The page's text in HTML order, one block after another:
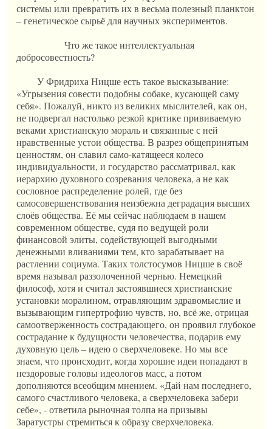
системы или превратить их в весьма полезный планктон
– генетическое сырьё для научных экспериментов.
Что же такое интеллектуальная
добросовестность?
У Фридриха Ницше есть такое высказывание:
«Угрызения совести подобны собаке, кусающей саму
себя». Пожалуй, никто из великих мыслителей, как он,
не подвергал настолько резкой критике прививаемую
веками христианскую мораль и связанные с ней
нравственные устои общества. В разрез общепринятым
ценностям, он славил само-катящееся колесо
индивидуальности, и государство рассматривал, как
иерархию духовного созревания человека, а не как
сословное распределение ролей, где без
самосовершенствования неизбежна деградация высших
слоёв общества. Её мы сейчас наблюдаем в нашем
современном обществе, судя по ведущей роли
финансовой элиты, содействующей выгодными
денежными вливаниями тем, кто зарабатывает на
растлении социума. Таких толстосумов Ницше в своё
время называл раззолоченной чернью. Немецкий
философ, хотя и считал застоявшиеся христианские
установки моралином, отравляющим здравомыслие и
вызывающим гипертрофию чувств, но, всё же, отрицая
самоотверженность сострадающего, он проявил глубокое
сострадание к будущности человечества, подарив ему
духовную цель – идею о сверхчеловеке. Но мы все
знаем, что происходит, когда хорошие идеи попадают в
нездоровые головы идеологов масс, а потом
дополняются всеобщим мнением. «Дай нам последнего,
самого счастливого человека, а сверхчеловека забери
себе», - ответила рыночная толпа на призывы
Заратустры стремиться к образу сверхчеловека.